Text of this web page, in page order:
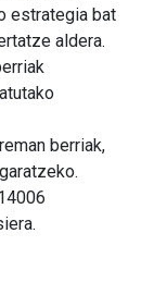
estrategia bat
aldera.
berriak,